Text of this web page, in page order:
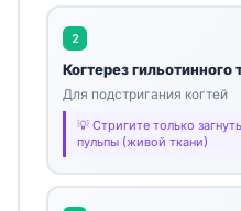
2
Когтерез
Для подстригания когтей
Стригите только
пульпы (живой ткани)